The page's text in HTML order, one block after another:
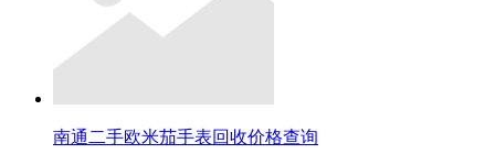
南通二手欧米茄手表回收价格查询